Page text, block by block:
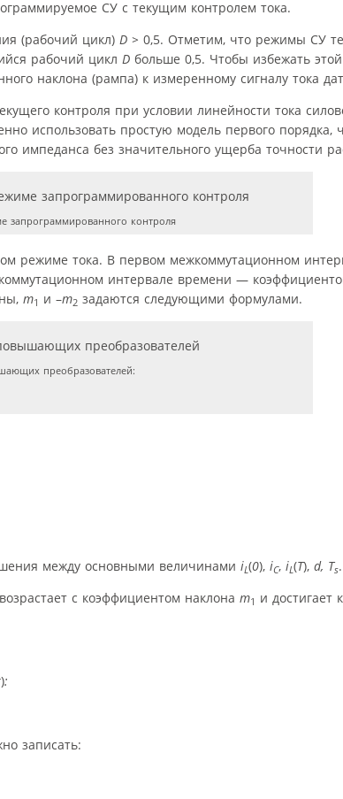
СУ с текущим контролем тока.
(рабочий цикл) D > 0,5. Отметим, что режимы СУ
рабочий цикл D больше 0,5. Чтобы избежать
наклона (рампа) к измеренному сигналу тока
контроля при условии линейности тока
использовать простую модель первого порядка,
импеданса без значительного ущерба точности
запрограммированного контроля
режиме тока. В первом межкоммутационном
интервале времени —
m1 и –m2 задаются следующими формулами.
преобразователей:
между основными величинами iL(0), iC, iL(T), d, Ts.
с коэффициентом наклона m1 и достигает
):
записать: